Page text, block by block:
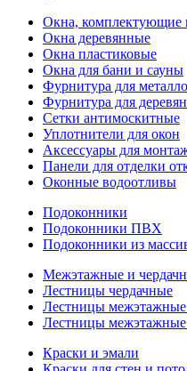
Окна, комплектующие
Окна деревянные
Окна пластиковые
Окна для бани и сауны
Фурнитура для
Фурнитура для
Сетки антимоскитные
Уплотнители для окон
Аксессуары для
Панели для отделки
Оконные водоотливы
Подоконники
Подоконники ПВХ
Подоконники из
Межэтажные и
Лестницы чердачные
Лестницы межэтажные
Лестницы
Краски и эмали